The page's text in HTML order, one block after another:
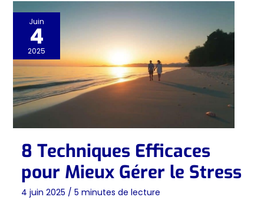
Juin
4
2025
8 Techniques Efficaces
pour Mieux Gérer le Stress
4 juin 2025 / 5 minutes de lecture